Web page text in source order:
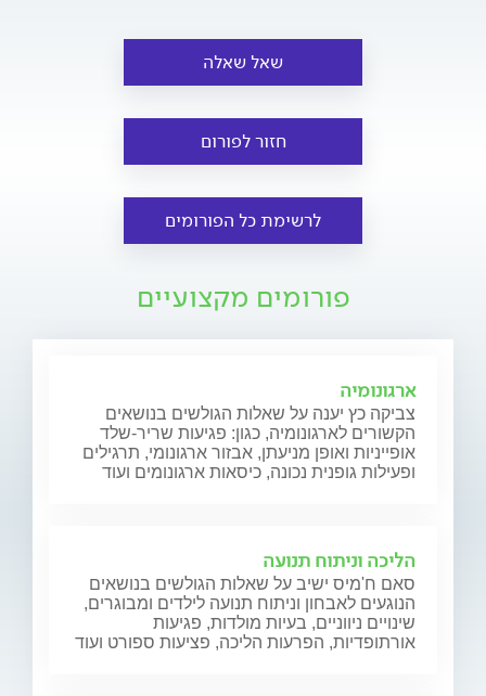
שאל שאלה
חזור לפורום
לרשימת כל הפורומים
פורומים מקצועיים
ארגונומיה
צביקה כץ יענה על שאלות הגולשים בנושאים
הקשורים לארגונומיה, כגון: פגיעות שריר-שלד
אופייניות ואופן מניעתן, אבזור ארגונומי, תרגילים
ופעילות גופנית נכונה, כיסאות ארגונומים ועוד
הליכה וניתוח תנועה
סאם ח'מיס ישיב על שאלות הגולשים בנושאים
הנוגעים לאבחון וניתוח תנועה לילדים ומבוגרים,
שינויים ניווניים, בעיות מולדות, פגיעות
אורתופדיות, הפרעות הליכה, פציעות ספורט ועוד